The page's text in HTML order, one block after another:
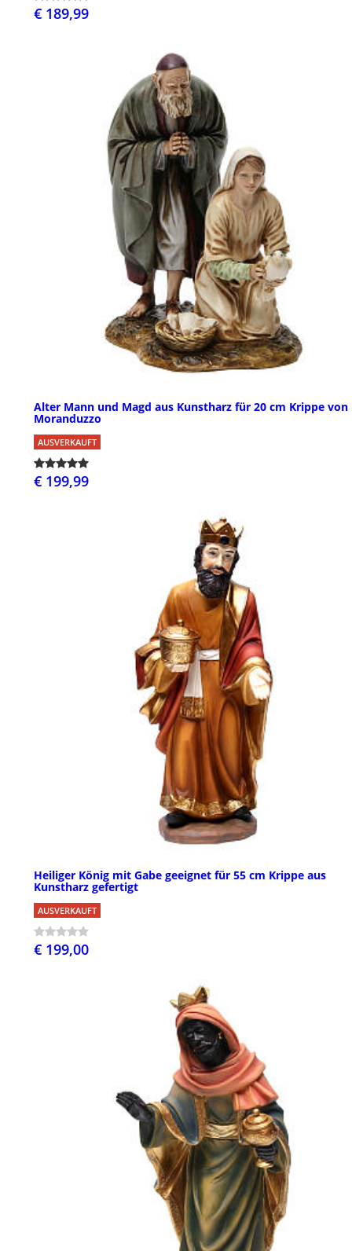
€ 189,99
Alter Mann und Magd aus Kunstharz für 20 cm Krippe von
Moranduzzo
AUSVERKAUFT
€ 199,99
Heiliger König mit Gabe geeignet für 55 cm Krippe aus
Kunstharz gefertigt
AUSVERKAUFT
€ 199,00